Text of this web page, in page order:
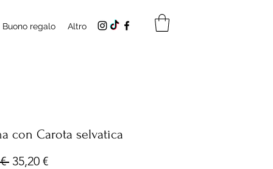
Buono regalo Altro
con Carota selvatica
€ Prezzo
35,20 €Prezzo